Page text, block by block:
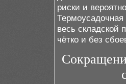
риски и
Термоусадочная
весь складской
чётко и без